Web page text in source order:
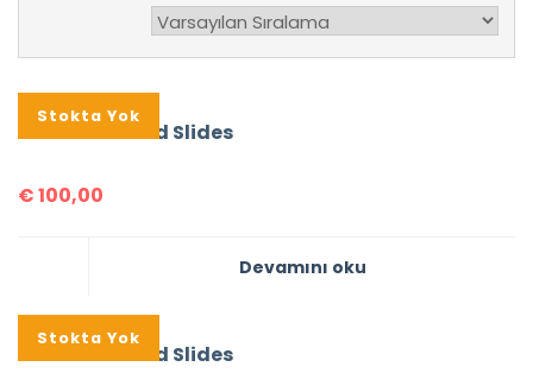
Stokta Yok
Prada Brushed Slides
€100,00
Devamını oku
Stokta Yok
Prada Brushed Slides